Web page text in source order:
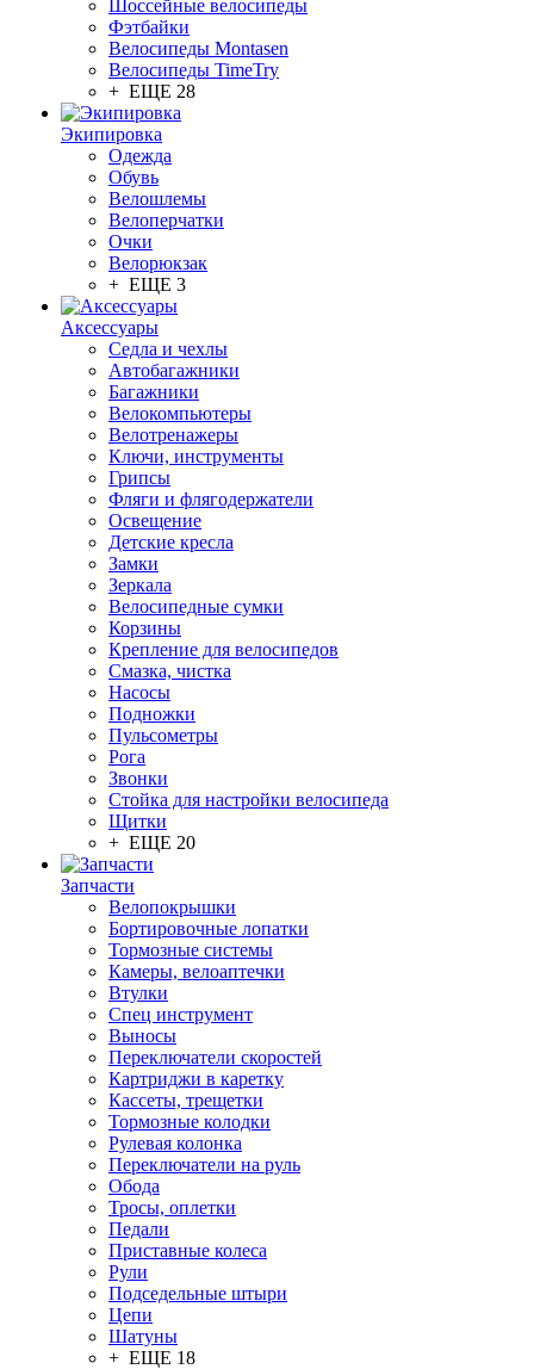
Шоссейные велосипеды
Фэтбайки
Велосипеды Montasen
Велосипеды TimeTry
+ ЕЩЕ 28
Экипировка
Одежда
Обувь
Велошлемы
Велоперчатки
Очки
Велорюкзак
+ ЕЩЕ 3
Аксессуары
Седла и чехлы
Автобагажники
Багажники
Велокомпьютеры
Велотренажеры
Ключи, инструменты
Грипсы
Фляги и флягодержатели
Освещение
Детские кресла
Замки
Зеркала
Велосипедные сумки
Корзины
Крепление для велосипедов
Смазка, чистка
Насосы
Подножки
Пульсометры
Рога
Звонки
Стойка для настройки велосипеда
Щитки
+ ЕЩЕ 20
Запчасти
Велопокрышки
Бортировочные лопатки
Тормозные системы
Камеры, велоаптечки
Втулки
Спец инструмент
Выносы
Переключатели скоростей
Картриджи в каретку
Кассеты, трещетки
Тормозные колодки
Рулевая колонка
Переключатели на руль
Обода
Тросы, оплетки
Педали
Приставные колеса
Рули
Подседельные штыри
Цепи
Шатуны
+ ЕЩЕ 18